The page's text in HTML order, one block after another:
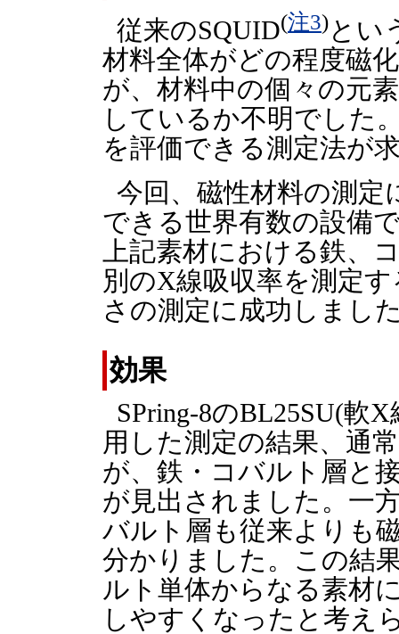
従来のSQUID(注3)とい
材料全体がどの程度磁
が、材料中の個々の元
しているか不明でした
を評価できる測定法が
今回、磁性材料の測定
できる世界有数の設備
上記素材における鉄、
別のX線吸収率を測定
さの測定に成功しまし
効果
SPring-8のBL25SU(軟
用した測定の結果、通
が、鉄・コバルト層と
が見出されました。一
バルト層も従来よりも
分かりました。この結
ルト単体からなる素材
しやすくなったと考え